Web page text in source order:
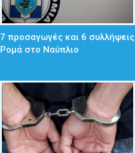
7 προσαγωγές και 6 συλλήψεις
Ρομά στο Ναύπλιο